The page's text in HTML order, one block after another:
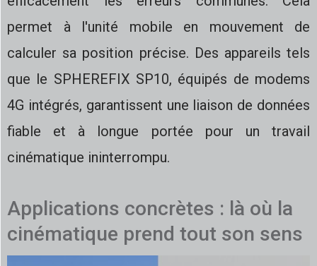
permet à l'unité mobile en mouvement de
calculer sa position précise. Des appareils tels
que le SPHEREFIX SP10, équipés de modems
4G intégrés, garantissent une liaison de données
fiable et à longue portée pour un travail
cinématique ininterrompu.
Applications concrètes : là où la
cinématique prend tout son sens